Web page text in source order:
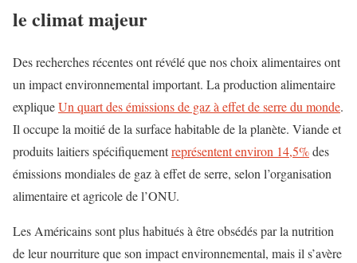
le climat majeur
Des recherches récentes ont révélé que nos choix alimentaires ont
un impact environnemental important. La production alimentaire
expliqueUn quart des émissions de gaz à effet de serre du monde.
Il occupe la moitié de la surface habitable de la planète. Viande et
produits laitiers spécifiquementreprésentent environ 14,5%des
émissions mondiales de gaz à effet de serre, selon l’organisation
alimentaire et agricole de l’ONU.
Les Américains sont plus habitués à être obsédés par la nutrition
de leur nourriture que son impact environnemental, mais il s’avère